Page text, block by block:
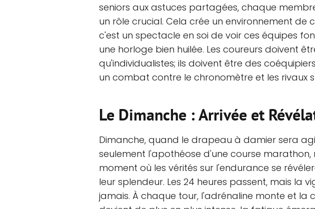
seniors aux astuces partagées, chaque
un rôle crucial. Cela crée un environnement de
c'est un spectacle en soi de voir ces équipes
une horloge bien huilée. Les coureurs doivent
qu'individualistes; ils doivent être des
un combat contre le chronomètre et les rivaux
Le Dimanche : Arrivée et
Dimanche, quand le drapeau à damier sera
seulement l'apothéose d'une course marathon,
moment où les vérités sur l'endurance se
leur splendeur. Les 24 heures passent, mais la
jamais. À chaque tour, l'adrénaline monte et la